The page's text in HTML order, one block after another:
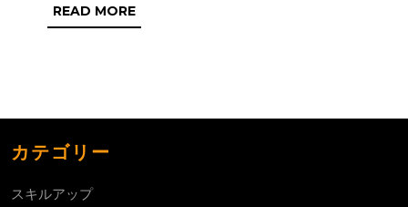
発
READ MOREREAD
MORE
カテゴリー
スキルアップ